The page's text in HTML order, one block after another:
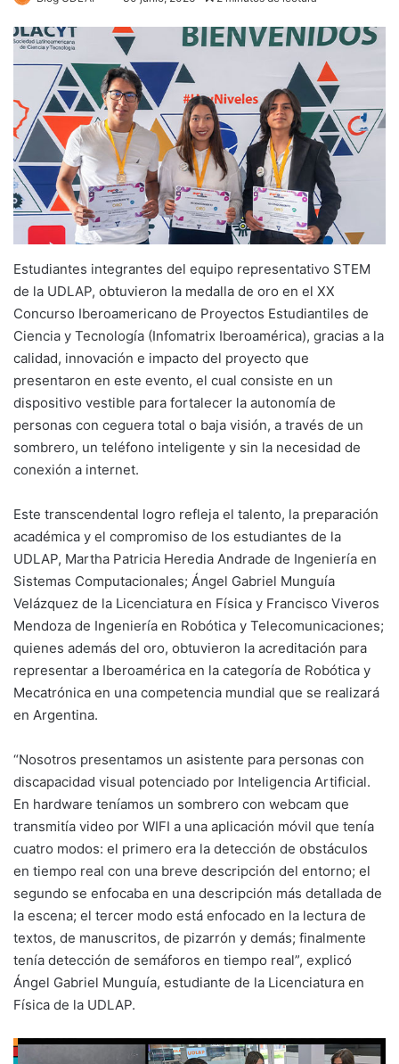
Estudiantes integrantes del equipo representativo STEM
de la UDLAP, obtuvieron la medalla de oro en el XX
Concurso Iberoamericano de Proyectos Estudiantiles de
Ciencia y Tecnología (Infomatrix Iberoamérica), gracias a la
calidad, innovación e impacto del proyecto que
presentaron en este evento, el cual consiste en un
dispositivo vestible para fortalecer la autonomía de
personas con ceguera total o baja visión, a través de un
sombrero, un teléfono inteligente y sin la necesidad de
conexión a internet.
Este transcendental logro refleja el talento, la preparación
académica y el compromiso de los estudiantes de la
UDLAP, Martha Patricia Heredia Andrade de Ingeniería en
Sistemas Computacionales; Ángel Gabriel Munguía
Velázquez de la Licenciatura en Física y Francisco Viveros
Mendoza de Ingeniería en Robótica y Telecomunicaciones;
quienes además del oro, obtuvieron la acreditación para
representar a Iberoamérica en la categoría de Robótica y
Mecatrónica en una competencia mundial que se realizará
en Argentina.
“Nosotros presentamos un asistente para personas con
discapacidad visual potenciado por Inteligencia Artificial.
En hardware teníamos un sombrero con webcam que
transmitía video por WIFI a una aplicación móvil que tenía
cuatro modos: el primero era la detección de obstáculos
en tiempo real con una breve descripción del entorno; el
segundo se enfocaba en una descripción más detallada de
la escena; el tercer modo está enfocado en la lectura de
textos, de manuscritos, de pizarrón y demás; finalmente
tenía detección de semáforos en tiempo real”, explicó
Ángel Gabriel Munguía, estudiante de la Licenciatura en
Física de la UDLAP.